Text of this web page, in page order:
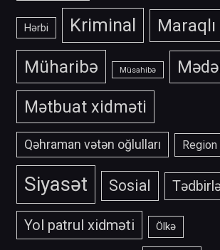
Hərbi Kriminal Maraqlı
Müharibə Müsahibə
Mətbuat xidməti
Qəhraman vətən oğlulları Region
Siyasət Sosial
Yol patrul xidməti Ölkə